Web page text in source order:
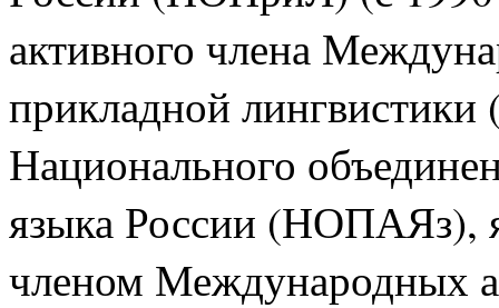
активного члена
прикладной
Национального
языка России (НОПАЯз),
членом Международных